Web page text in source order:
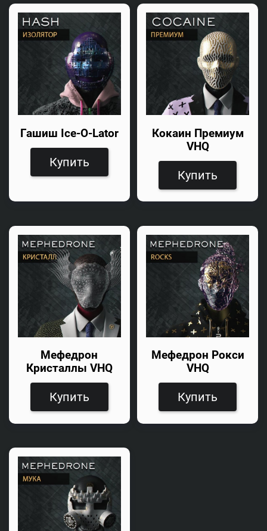
Гашиш Ice-O-Lator
Купить
Кокаин Премиум
VHQ
Купить
Мефедрон
Кристаллы VHQ
Купить
Мефедрон Рокси
VHQ
Купить